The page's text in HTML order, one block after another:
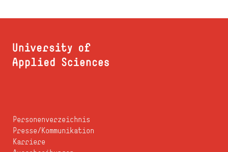
Personenverzeichnis
Presse/Kommunikation
Karriere